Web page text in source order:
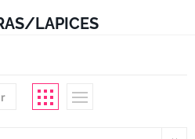
LAPICES